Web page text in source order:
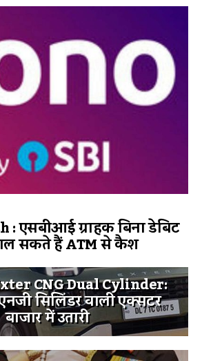
: एसबीआई ग्राहक बिना डेबिट
सकते हैं ATM से कैश
CNG Dual Cylinder:
सिलिंडर वाली एक्सटर
बाजार में उतारी